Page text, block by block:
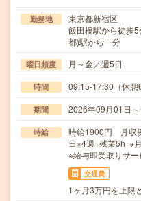
勤務地
東京都新宿区
飯田橋駅から徒歩
都)駅から---分
曜日頻度 月～金／週5日
時間 09:15-17:30（休憩
期間 2026年09月01日
時給
時給1900円 月収
日×4週+残業5h ※
※給与即受取りサー
交通費
1ヶ月3万円を上限